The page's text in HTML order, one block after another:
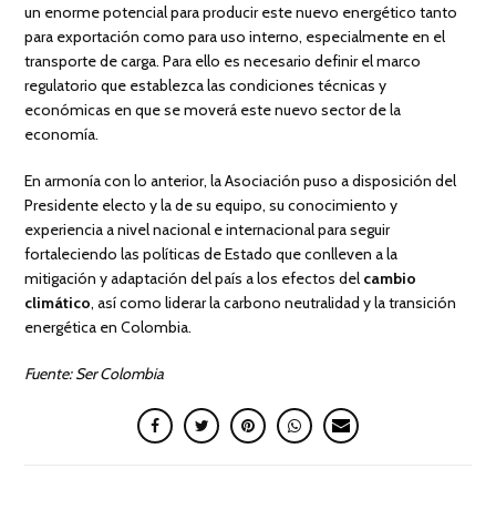
un enorme potencial para producir este nuevo energético tanto
para exportación como para uso interno, especialmente en el
transporte de carga. Para ello es necesario definir el marco
regulatorio que establezca las condiciones técnicas y
económicas en que se moverá este nuevo sector de la
economía.
En armonía con lo anterior, la Asociación puso a disposición del
Presidente electo y la de su equipo, su conocimiento y
experiencia a nivel nacional e internacional para seguir
fortaleciendo las políticas de Estado que conlleven a la
mitigación y adaptación del país a los efectos del cambio
climático, así como liderar la carbono neutralidad y la transición
energética en Colombia.
Fuente: Ser Colombia